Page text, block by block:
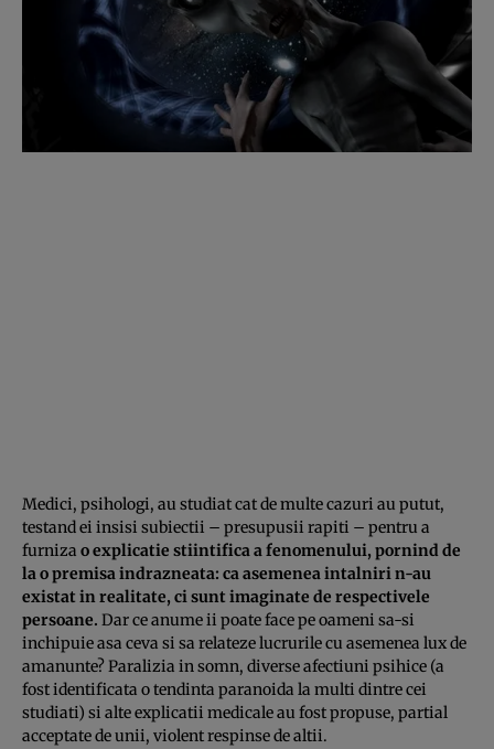
Medici, psihologi, au studiat cat de multe cazuri au putut,
testand ei insisi subiectii – presupusii rapiti – pentru a
furniza o explicatie stiintifica a fenomenului, pornind de
la o premisa indrazneata: ca asemenea intalniri n-au
existat in realitate, ci sunt imaginate de respectivele
persoane. Dar ce anume ii poate face pe oameni sa-si
inchipuie asa ceva si sa relateze lucrurile cu asemenea lux de
amanunte? Paralizia in somn, diverse afectiuni psihice (a
fost identificata o tendinta paranoida la multi dintre cei
studiati) si alte explicatii medicale au fost propuse, partial
acceptate de unii, violent respinse de altii.